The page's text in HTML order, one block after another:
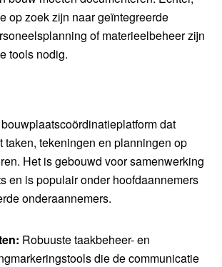
op zoek zijn naar geïntegreerde
of materieelbeheer zijn
tools nodig.
dat
taken, tekeningen en planningen op
Het is gebouwd voor samenwerking
en is populair onder hoofdaannemers
onderaannemers.
Robuuste taakbeheer- en
die de communicatie